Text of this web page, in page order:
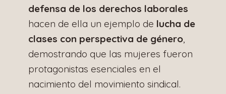
defensa de los derechos laborales
hacen de ella un ejemplo de lucha de
clases con perspectiva de género
demostrando que las mujeres fueron
protagonistas esenciales en el
nacimiento del movimiento sindical.